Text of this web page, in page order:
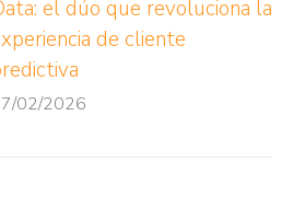
el dúo que revoluciona la
de cliente
02/2026